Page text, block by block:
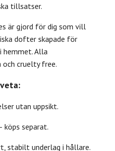
tillsatser.
är gjord för dig som vill
dofter skapade för
hemmet. Alla
och cruelty free.
utan uppsikt.
köps separat.
stabilt underlag i hållare.